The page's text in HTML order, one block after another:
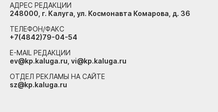
АДРЕС РЕДАКЦИИ
248000, г. Калуга, ул. Космонавта Комарова, д. 36
ТЕЛЕФОН/ФАКС
+7(4842)79-04-54
E-MAIL РЕДАКЦИИ
ev@kp.kaluga.ru, vi@kp.kaluga.ru
ОТДЕЛ РЕКЛАМЫ НА САЙТЕ
sz@kp.kaluga.ru